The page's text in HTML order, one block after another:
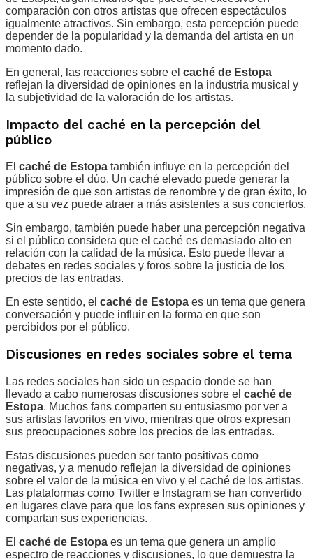
comparación con otros artistas que ofrecen espectáculos
igualmente atractivos. Sin embargo, esta percepción puede
depender de la popularidad y la demanda del artista en un
momento dado.
En general, las reacciones sobre el caché de Estopa
reflejan la diversidad de opiniones en la industria musical y
la subjetividad de la valoración de los artistas.
Impacto del caché en la percepción del
público
El caché de Estopa también influye en la percepción del
público sobre el dúo. Un caché elevado puede generar la
impresión de que son artistas de renombre y de gran éxito, lo
que a su vez puede atraer a más asistentes a sus conciertos.
Sin embargo, también puede haber una percepción negativa
si el público considera que el caché es demasiado alto en
relación con la calidad de la música. Esto puede llevar a
debates en redes sociales y foros sobre la justicia de los
precios de las entradas.
En este sentido, el caché de Estopa es un tema que genera
conversación y puede influir en la forma en que son
percibidos por el público.
Discusiones en redes sociales sobre el tema
Las redes sociales han sido un espacio donde se han
llevado a cabo numerosas discusiones sobre el caché de
Estopa. Muchos fans comparten su entusiasmo por ver a
sus artistas favoritos en vivo, mientras que otros expresan
sus preocupaciones sobre los precios de las entradas.
Estas discusiones pueden ser tanto positivas como
negativas, y a menudo reflejan la diversidad de opiniones
sobre el valor de la música en vivo y el caché de los artistas.
Las plataformas como Twitter e Instagram se han convertido
en lugares clave para que los fans expresen sus opiniones y
compartan sus experiencias.
El caché de Estopa es un tema que genera un amplio
espectro de reacciones y discusiones, lo que demuestra la